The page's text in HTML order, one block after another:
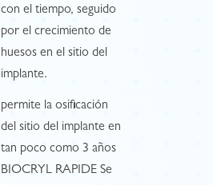
con el tiempo, seguido
por el crecimiento de
huesos en el sitio del
implante.
permite la osificación
del sitio del implante en
tan poco como 3 años
BIOCRYL RAPIDE Se